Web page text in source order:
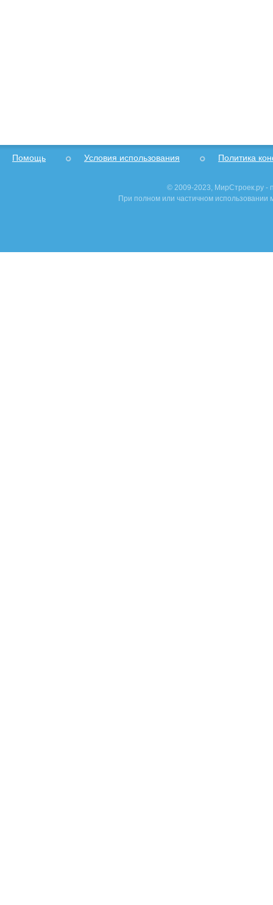
Помощь Условия использования Политика
© 2009-2023, МирСтроек.ру -
При полном или частичном использовании